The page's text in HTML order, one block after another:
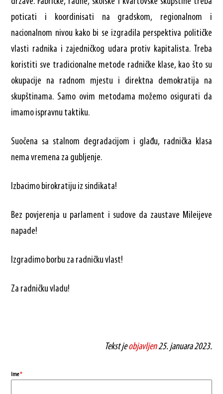
poticati i koordinisati na gradskom, regionalnom i
nacionalnom nivou kako bi se izgradila perspektiva političke
vlasti radnika i zajedničkog udara protiv kapitalista. Treba
koristiti sve tradicionalne metode radničke klase, kao što su
okupacije na radnom mjestu i direktna demokratija na
skupštinama. Samo ovim metodama možemo osigurati da
imamo ispravnu taktiku.
Suočena sa stalnom degradacijom i glađu, radnička klasa
nema vremena za gubljenje.
Izbacimo birokratiju iz sindikata!
Bez povjerenja u parlament i sudove da zaustave Mileijeve
napade!
Izgradimo borbu za radničku vlast!
Za radničku vladu!
Tekst jeobjavljen25. januara 2023.
Ime*